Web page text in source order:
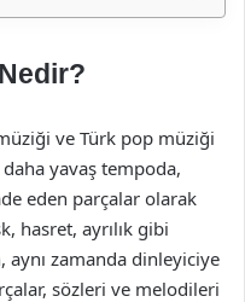
ve Türk pop müziği
yavaş tempoda,
eden parçalar olarak
hasret, ayrılık gibi
zamanda dinleyiciye
sözleri ve melodileri